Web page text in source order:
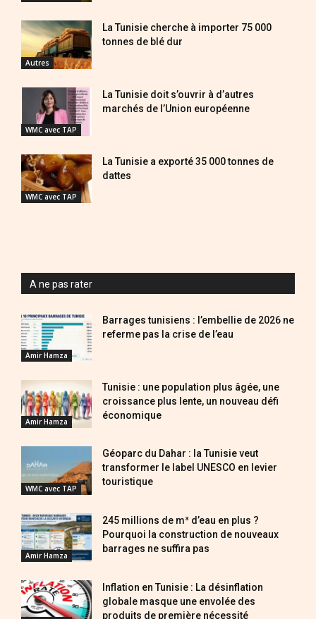
Autres
La Tunisie cherche à importer 75 000
tonnes de blé dur
WMC avec TAP
La Tunisie doit s’ouvrir à d’autres
marchés de l’Union européenne
WMC avec TAP
La Tunisie a exporté 35 000 tonnes de
dattes
A ne pas rater
Amir Hamza
Barrages tunisiens : l’embellie de 2026 ne
referme pas la crise de l’eau
Amir Hamza
Tunisie : une population plus âgée, une
croissance plus lente, un nouveau défi
économique
WMC avec TAP
Géoparc du Dahar : la Tunisie veut
transformer le label UNESCO en levier
touristique
Amir Hamza
245 millions de m³ d’eau en plus ?
Pourquoi la construction de nouveaux
barrages ne suffira pas
Inflation en Tunisie : La désinflation
globale masque une envolée des
produits de première nécessité